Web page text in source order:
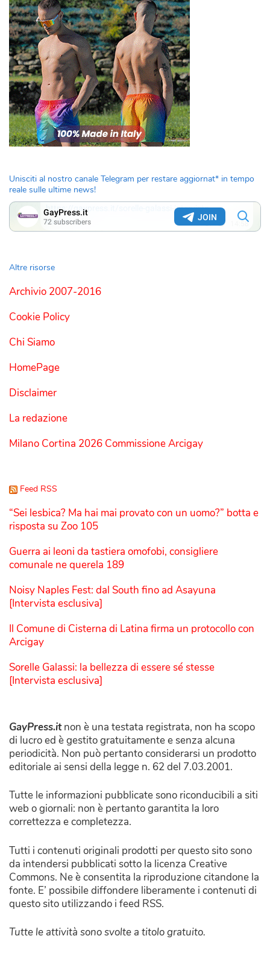
Unisciti al nostro canale Telegram per restare aggiornat* in tempo
reale sulle ultime news!
Altre risorse
Archivio 2007-2016
Cookie Policy
Chi Siamo
HomePage
Disclaimer
La redazione
Milano Cortina 2026 Commissione Arcigay
Feed RSS
“Sei lesbica? Ma hai mai provato con un uomo?” botta e
risposta su Zoo 105
Guerra ai leoni da tastiera omofobi, consigliere
comunale ne querela 189
Noisy Naples Fest: dal South fino ad Asayuna
[Intervista esclusiva]
Il Comune di Cisterna di Latina firma un protocollo con
Arcigay
Sorelle Galassi: la bellezza di essere sé stesse
[Intervista esclusiva]
GayPress.itnon è una testata registrata, non ha scopo
di lucro ed è gestito gratuitamente e senza alcuna
periodicità. Non può pertanto considerarsi un prodotto
editoriale ai sensi della legge n. 62 del 7.03.2001.
Tutte le informazioni pubblicate sono riconducibili a siti
web o giornali: non è pertanto garantita la loro
correttezza e completezza.
Tutti i contenuti originali prodotti per questo sito sono
da intendersi pubblicati sotto la licenza Creative
Commons. Ne è consentita la riproduzione citandone la
fonte. E’ possibile diffondere liberamente i contenuti di
questo sito utilizzando i feed RSS.
Tutte le attività sono svolte a titolo gratuito.